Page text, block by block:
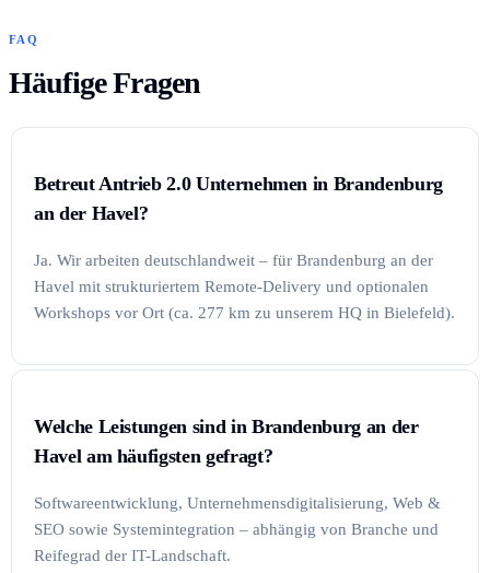
FAQ
Häufige Fragen
Betreut Antrieb 2.0 Unternehmen in Brandenburg
an der Havel?
Ja. Wir arbeiten deutschlandweit – für Brandenburg an der
Havel mit strukturiertem Remote-Delivery und optionalen
Workshops vor Ort (ca. 277 km zu unserem HQ in Bielefeld).
Welche Leistungen sind in Brandenburg an der
Havel am häufigsten gefragt?
Softwareentwicklung, Unternehmensdigitalisierung, Web &
SEO sowie Systemintegration – abhängig von Branche und
Reifegrad der IT-Landschaft.